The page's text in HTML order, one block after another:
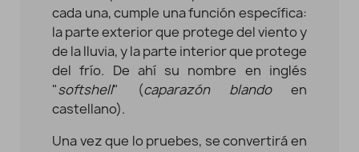
cada una, cumple una función específica:
la parte exterior que protege del viento y
de la lluvia, y la parte interior que protege
del frío. De ahí su nombre en inglés
"softshell" (caparazón blandoen
castellano).
Una vez que lo pruebes, se convertirá en